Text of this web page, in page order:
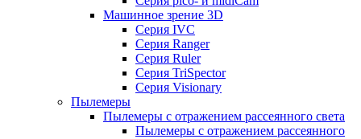
Машинное зрение 3D
Серия IVC
Серия Ranger
Серия Ruler
Серия TriSpector
Серия Visionary
Пылемеры
Пылемеры с отражением рассеянного света
Пылемеры с отражением рассеянного